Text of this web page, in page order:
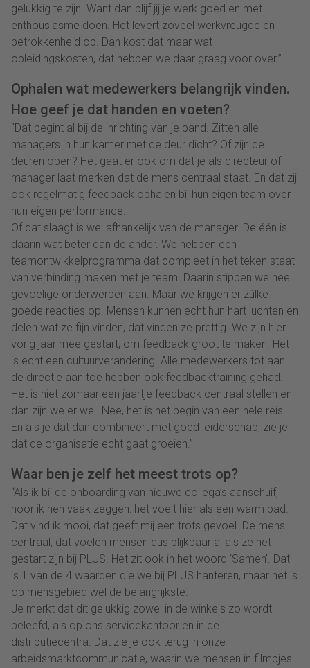
gelukkig te zijn. Want dan blijf jij je werk goed en met
enthousiasme doen. Het levert zoveel werkvreugde en
betrokkenheid op. Dan kost dat maar wat
opleidingskosten, dat hebben we daar graag voor over.”
Ophalen wat medewerkers belangrijk vinden.
Hoe geef je dat handen en voeten?
“Dat begint al bij de inrichting van je pand. Zitten alle
managers in hun kamer met de deur dicht? Of zijn de
deuren open? Het gaat er ook om dat je als directeur of
manager laat merken dat de mens centraal staat. En dat zij
ook regelmatig feedback ophalen bij hun eigen team over
hun eigen performance.
Of dat slaagt is wel afhankelijk van de manager. De één is
daarin wat beter dan de ander. We hebben een
teamontwikkelprogramma dat compleet in het teken staat
van verbinding maken met je team. Daarin stippen we heel
gevoelige onderwerpen aan. Maar we krijgen er zúlke
goede reacties op. Mensen kunnen echt hun hart luchten en
delen wat ze fijn vinden, dat vinden ze prettig. We zijn hier
vorig jaar mee gestart, om feedback groot te maken. Het
is echt een cultuurverandering. Alle medewerkers tot aan
de directie aan toe hebben ook feedbacktraining gehad.
Het is niet zomaar een jaartje feedback centraal stellen en
dan zijn we er wel. Nee, het is het begin van een hele reis.
En als je dat dan combineert met goed leiderschap, zie je
dat de organisatie echt gaat groeien.”
Waar ben je zelf het meest trots op?
“Als ik bij de onboarding van nieuwe collega’s aanschuif,
hoor ik hen vaak zeggen: het voelt hier als een warm bad.
Dat vind ik mooi, dat geeft mij een trots gevoel. De mens
centraal, dat voelen mensen dus blijkbaar al als ze net
gestart zijn bij PLUS. Het zit ook in het woord ‘Samen’. Dat
is 1 van de 4 waarden die we bij PLUS hanteren, maar het is
op mensgebied wel de belangrijkste.
Je merkt dat dit gelukkig zowel in de winkels zo wordt
beleefd, als op ons servicekantoor en in de
distributiecentra. Dat zie je ook terug in onze
arbeidsmarktcommunicatie, waarin we mensen in filmpjes